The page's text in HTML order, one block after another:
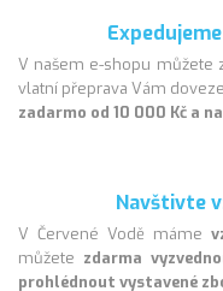
V našem e-shopu můžete
vlatní přeprava Vám
zadarmo od 10 000 Kč a
Navštivte
V Červené Vodě máme
můžete zdarma
prohlédnout vystavené